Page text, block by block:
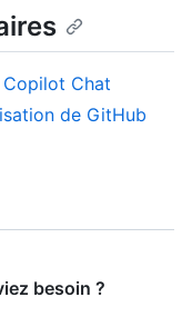
Chat
de GitHub
besoin ?